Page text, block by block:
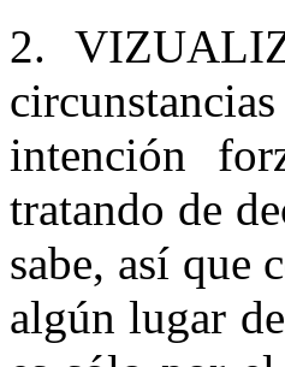
2.
intención
tratando de
sabe, así que
algún lugar